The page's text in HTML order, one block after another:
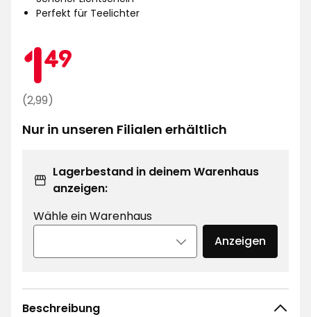
Perfekt für Teelichter
Aktionspreis
149
€
Regulärer
2,99
(2,99)
Nur in unseren Filialen erhältlich
Lagerbestand in deinem Warenhaus
anzeigen:
Wähle ein Warenhaus
Anzeigen
Beschreibung